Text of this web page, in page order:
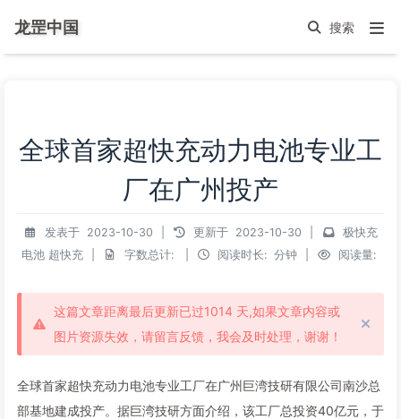
龙罡中国
全球首家超快充动力电池专业工
厂在广州投产
发表于 2023-10-30 更新于 2023-10-30
极快充
电池 超快充 字数总计: 阅读时长: 分钟 阅读量:
这篇文章距离最后更新已过1014 天,如果文章内容或
图片资源失效，请留言反馈，我会及时处理，谢谢！
全球首家超快充动力电池专业工厂在广州巨湾技研有限公司南沙总
部基地建成投产。据巨湾技研方面介绍，该工厂总投资40亿元，于